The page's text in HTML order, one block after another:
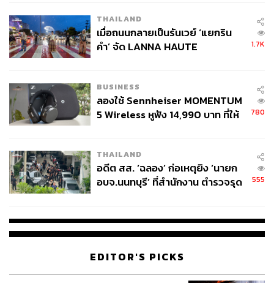
จับตาประเด็นด้านภูมิรัฐศาสตร์ที่อาจจะยิ่งทำให้ราคา
น้ำมันปรับตัวสูงขึ้นและกดดันต่ออัตราเงินเฟ้อทั่วโลก
ได้
สามารถติดตาม THE STANDARD WEALTH
ผ่านแอปพลิเคชันต่างๆ ที่คุณสะดวกหรือใช้งานอยู่แล้วได้เลย
TAGS: KKP Edge KKP Dime
เศรษฐกิจ
กลุ่มธุรกิจการเงินเกียรตินาคินภัทร (KKP)
THAILAND
เมื่อถนนกลายเป็นรันเวย์ ‘แยกริน
คำ’ จัด LANNA HAUTE
1.7K
BUSINESS
ลองใช้ Sennheiser MOMENTUM
5 Wireless หูฟัง 14,990 บาท ที่ให้
780
THAILAND
อดีต สส. ‘ฉลอง’ ก่อเหตุยิง ‘นายก
อบจ.นนทบุรี’ ที่สำนักงาน ตำรวจรุด
555
EDITOR'S PICKS